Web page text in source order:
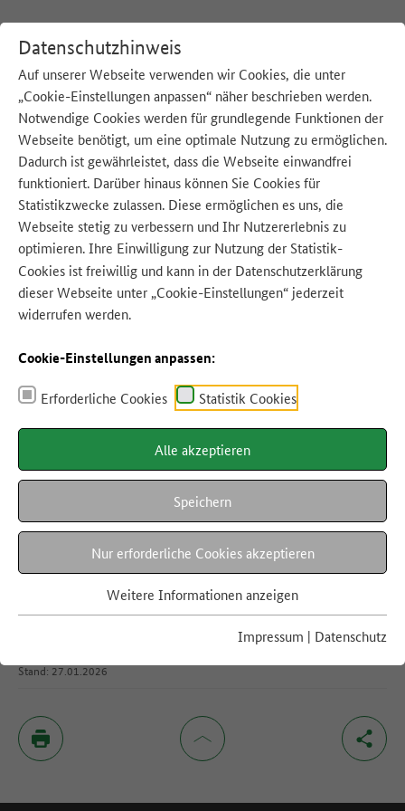
Datenschutzhinweis
Auf unserer Webseite verwenden wir Cookies, die unter
„Cookie-Einstellungen anpassen“ näher beschrieben werden.
Notwendige Cookies werden für grundlegende Funktionen der
Webseite benötigt, um eine optimale Nutzung zu ermöglichen.
Dadurch ist gewährleistet, dass die Webseite einwandfrei
funktioniert. Darüber hinaus können Sie Cookies für
Statistikzwecke zulassen. Diese ermöglichen es uns, die
Webseite stetig zu verbessern und Ihr Nutzererlebnis zu
optimieren. Ihre Einwilligung zur Nutzung der Statistik-
Cookies ist freiwillig und kann in der Datenschutzerklärung
dieser Webseite unter „Cookie-Einstellungen“ jederzeit
widerrufen werden.
Cookie-Einstellungen anpassen:
Erforderliche Cookies Statistik Cookies
Alle akzeptieren
Speichern
Nur erforderliche Cookies akzeptieren
Weitere Informationen anzeigen
Impressum | Datenschutz
:Startseite
Unsere Beiträge zum Thema:
Ähnliche Beiträge
Ähnliche Beiträge zu Interview
sowieInterview
Die daraus resultierenden Ansätze für
effektive…
mehr
< 1 2 >
Stand: 27.01.2026